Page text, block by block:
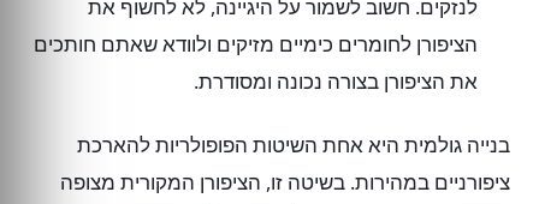
לנזקים. חשוב לשמור על היגיינה, לא לחשוף את
הציפורן לחומרים כימיים מזיקים ולוודא שאתם חותכים
את הציפורן בצורה נכונה ומסודרת.
בנייה גולמית היא אחת השיטות הפופולריות להארכת
ציפורניים במהירות. בשיטה זו, הציפורן המקורית מצופה